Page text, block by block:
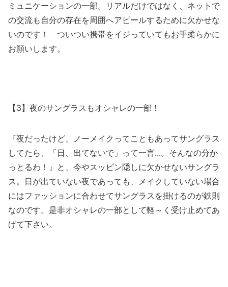
ミュニケーションの一部。リアルだけではなく、ネットで
の交流も自分の存在を周囲へアピールするために欠かせな
いのです！ ついつい携帯をイジっていてもお手柔らかに
お願いします。
【3】夜のサングラスもオシャレの一部！
『夜だったけど、ノーメイクってこともあってサングラス
してたら、「日、出てないで」って一言...。そんなの分か
っとるわ！』と、今やスッピン隠しに欠かせないサングラ
ス。日が出ていない夜であっても、メイクしていない場合
にはファッションに合わせてサングラスを掛けるのが鉄則
なのです。是非オシャレの一部として軽～く受け止めてあ
げて下さい。